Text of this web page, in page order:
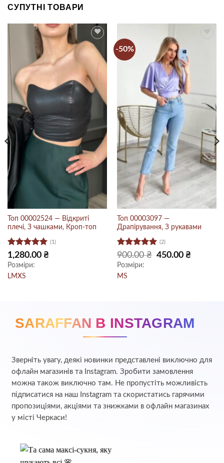
СУПУТНІ ТОВАРИ
Топ 00002524 — Відкриті
плечі, З чашками, Кроп-топ
Оцінено в
5з 5
(1)
1,280.00 ₴
Розміри:
LMXS
-50%
Топ 00003097 —
Драпірування, З рукавами
Оцінено в
5з 5
(2)
900.00₴
Оригінальна
ціна:
450.00₴
Розміри:
MS
SARAFFAN В INSTAGRAM
Зверніть увагу, деякі новинки представлені виключно для
офлайн магазинів та Instagram. Зробити замовлення
можна також виключно там. Не пропустіть можливість
підписатися на наш Instagram та скористатись гарячими
пропозиціями, акціями та знижками в офлайн магазинах
у місті Черкаси!